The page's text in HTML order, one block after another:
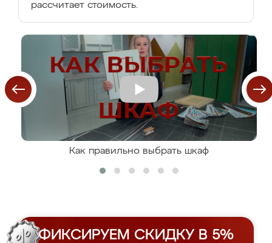
рассчитает стоимость.
Как правильно выбрать шкаф
ФИКСИРУЕМ СКИДКУ В 5%